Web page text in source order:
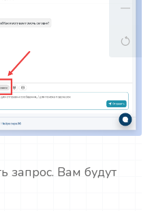
запрос. Вам будут